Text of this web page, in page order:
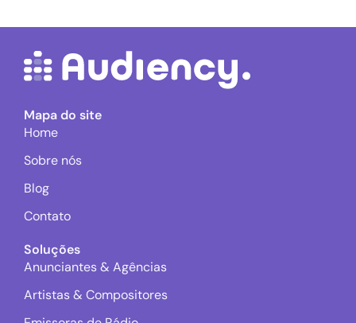
Mapa do site
Home
Sobre nós
Blog
Contato
Soluções
Anunciantes & Agências
Artistas & Compositores